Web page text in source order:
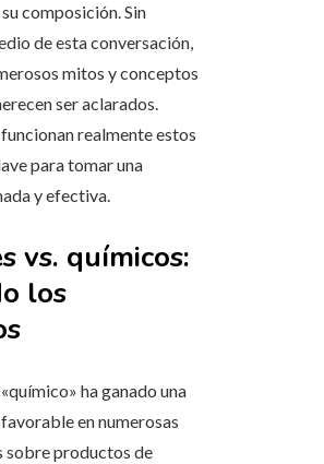
composición. Sin
de esta conversación,
mitos y conceptos
ser aclarados.
realmente estos
para tomar una
y efectiva.
vs. químicos:
los
ha ganado una
en numerosas
sobre productos de